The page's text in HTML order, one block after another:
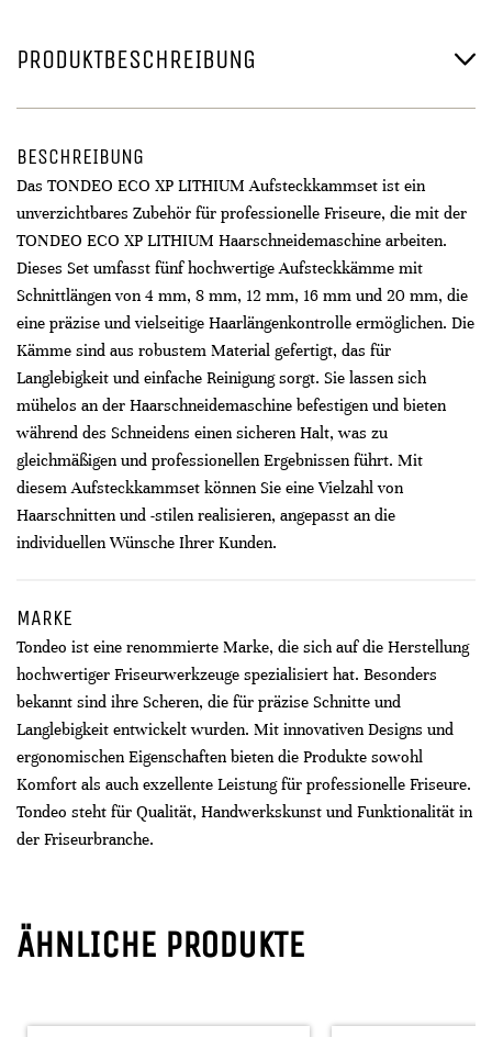
PRODUKTBESCHREIBUNG
BESCHREIBUNG
Das TONDEO ECO XP LITHIUM Aufsteckkammset ist ein
unverzichtbares Zubehör für professionelle Friseure, die mit der
TONDEO ECO XP LITHIUM Haarschneidemaschine arbeiten.
Dieses Set umfasst fünf hochwertige Aufsteckkämme mit
Schnittlängen von 4 mm, 8 mm, 12 mm, 16 mm und 20 mm, die
eine präzise und vielseitige Haarlängenkontrolle ermöglichen. Die
Kämme sind aus robustem Material gefertigt, das für
Langlebigkeit und einfache Reinigung sorgt. Sie lassen sich
mühelos an der Haarschneidemaschine befestigen und bieten
während des Schneidens einen sicheren Halt, was zu
gleichmäßigen und professionellen Ergebnissen führt. Mit
diesem Aufsteckkammset können Sie eine Vielzahl von
Haarschnitten und -stilen realisieren, angepasst an die
individuellen Wünsche Ihrer Kunden.
MARKE
Tondeo ist eine renommierte Marke, die sich auf die Herstellung
hochwertiger Friseurwerkzeuge spezialisiert hat. Besonders
bekannt sind ihre Scheren, die für präzise Schnitte und
Langlebigkeit entwickelt wurden. Mit innovativen Designs und
ergonomischen Eigenschaften bieten die Produkte sowohl
Komfort als auch exzellente Leistung für professionelle Friseure.
Tondeo steht für Qualität, Handwerkskunst und Funktionalität in
der Friseurbranche.
ÄHNLICHE PRODUKTE